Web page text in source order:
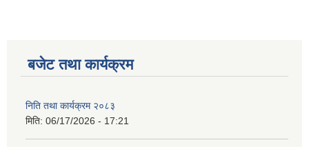
बजेट तथा कार्यक्रम
निति तथा कार्यक्रम २०८३
मिति: 06/17/2026 - 17:21